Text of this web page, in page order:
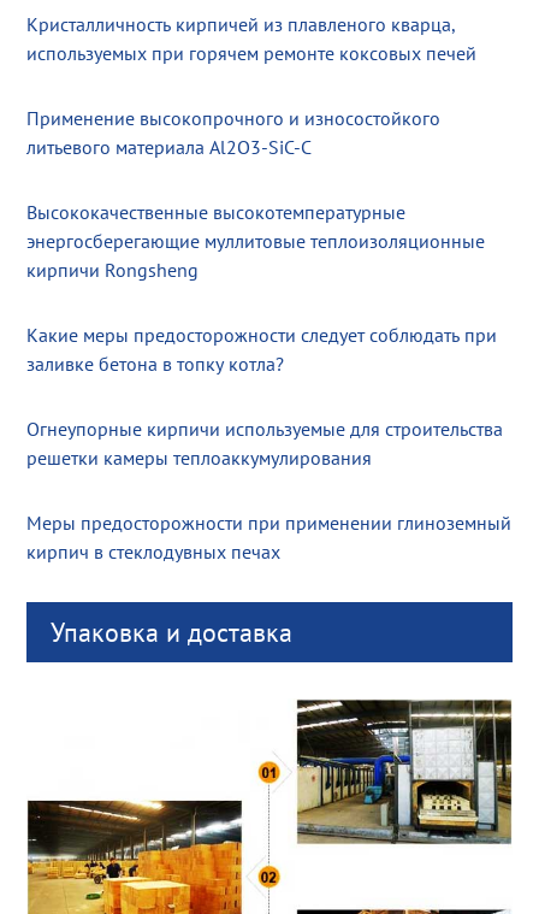
Кристалличность кирпичей из плавленого кварца,
используемых при горячем ремонте коксовых печей
Применение высокопрочного и износостойкого
литьевого материала Al2O3-SiC-C
Высококачественные высокотемпературные
энергосберегающие муллитовые теплоизоляционные
кирпичи Rongsheng
Какие меры предосторожности следует соблюдать при
заливке бетона в топку котла?
Огнеупорные кирпичи используемые для строительства
решетки камеры теплоаккумулирования
Меры предосторожности при применении глиноземный
кирпич в стеклодувных печах
Упаковка и доставка